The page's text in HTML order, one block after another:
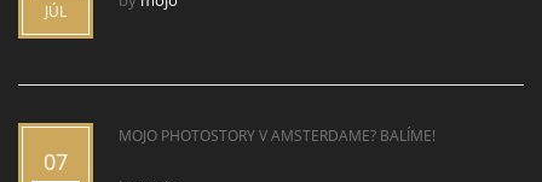
JÚL
07
MOJO PHOTOSTORY V AMSTERDAME? BALÍME!